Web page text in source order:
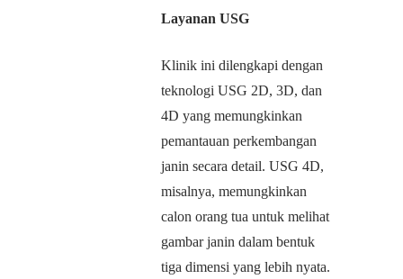
Layanan USG
Klinik ini dilengkapi dengan
teknologi USG 2D, 3D, dan
4D yang memungkinkan
pemantauan perkembangan
janin secara detail. USG 4D,
misalnya, memungkinkan
calon orang tua untuk melihat
gambar janin dalam bentuk
tiga dimensi yang lebih nyata.